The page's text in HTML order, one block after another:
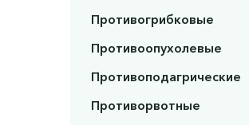
Противогрибковые
Противоопухолевые
Противоподагрические
Противорвотные